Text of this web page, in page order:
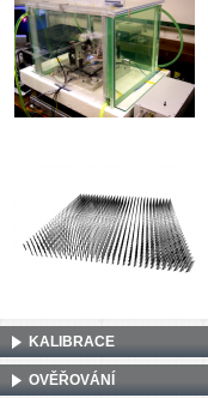
KALIBRACE
OVĚŘOVÁNÍ